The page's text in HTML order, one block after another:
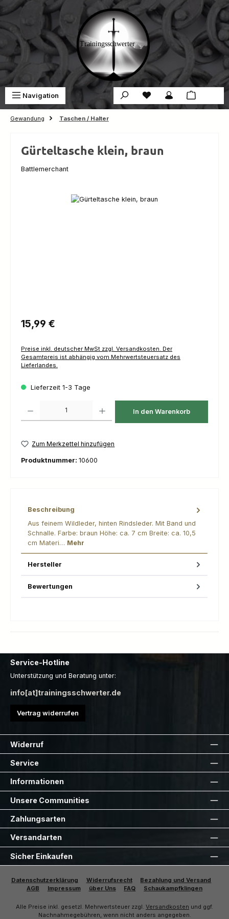
Zum Hauptinhalt springen
Navigation Du hast 0 Produkte auf
Gewandung Taschen / Halter
Gürteltasche klein, braun
Battlemerchant
Bildergalerie überspringen
Regulärer Preis:
15,99 €
Preise inkl. deutscher MwSt zzgl. Versandkosten. Der
Gesamtpreis ist abhängig vom Mehrwertsteuersatz des
Lieferlandes.
Lieferzeit 1-3 Tage
In den Warenkorb
Zum Merkzettel hinzufügen
Produktnummer: 10600
Beschreibung
Aus feinem Wildleder, hinten Rindsleder. Mit Band und
Schnalle. Farbe: braun Höhe: ca. 7 cm Breite: ca. 10,5
cm Materi… Mehr
Hersteller
Bewertungen
Service-Hotline
Unterstützung und Beratung unter:
info[at]trainingsschwerter.de
Vertrag widerrufen
Widerruf
Service
Informationen
Unsere Communities
Zahlungsarten
Versandarten
Sicher Einkaufen
Datenschutzerklärung Widerrufsrecht
Bezahlung und Versand
AGB
Impressum über Uns FAQ Schaukampfklingen
Alle Preise inkl. gesetzl. Mehrwertsteuer zzgl. Versandkosten und ggf.
Nachnahmegebühren, wenn nicht anders angegeben.